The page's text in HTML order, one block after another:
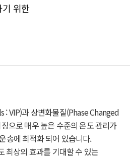
위한
VIP)과 상변화물질(Phase Changed
으로 매우 높은 수준의 온도 관리가
송에 최적화 되어 있습니다.
최상의 효과를 기대할 수 있는